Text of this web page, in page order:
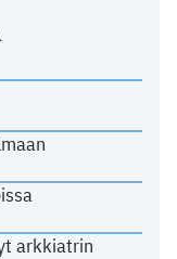
arkkiatrin